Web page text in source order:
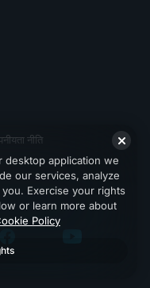
नीति
application we
our services, analyze
Exercise your rights
or learn more about
Policy